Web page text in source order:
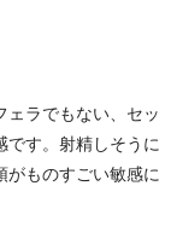
ェラでもない、セッ
です。射精しそうに
がものすごい敏感に